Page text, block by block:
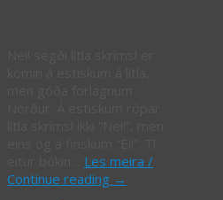
Les meira /
Continue reading →